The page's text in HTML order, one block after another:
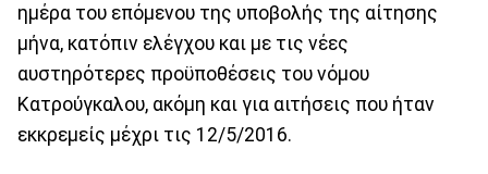
ημέρα του επόμενου της υποβολής της αίτησης
μήνα, κατόπιν ελέγχου και με τις νέες
αυστηρότερες προϋποθέσεις του νόμου
Κατρούγκαλου, ακόμη και για αιτήσεις που ήταν
εκκρεμείς μέχρι τις 12/5/2016.